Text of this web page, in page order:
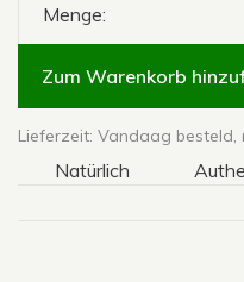
Menge:
Zum Warenkorb
Lieferzeit: Vandaag besteld,
Natürlich